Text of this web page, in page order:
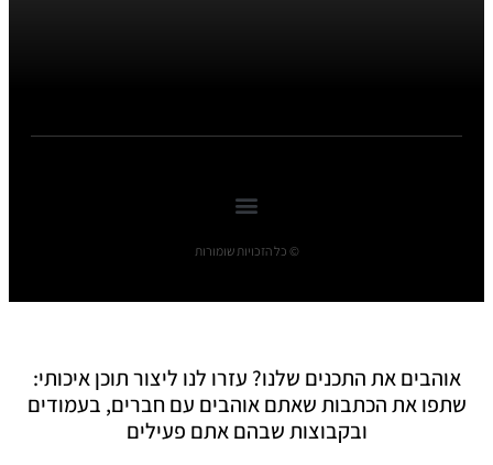
© כל הזכויות שומורות
אוהבים את התכנים שלנו? עזרו לנו ליצור תוכן איכותי:
שתפו את הכתבות שאתם אוהבים עם חברים, בעמודים
ובקבוצות שבהם אתם פעילים